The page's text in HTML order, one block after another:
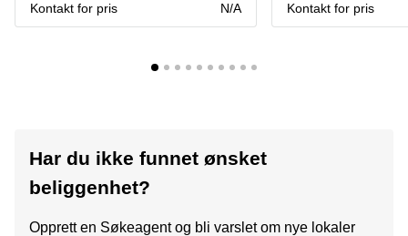
Kontakt for pris N/A Kontakt for pris
Har du ikke funnet ønsket
beliggenhet?
Opprett en Søkeagent og bli varslet om nye lokaler